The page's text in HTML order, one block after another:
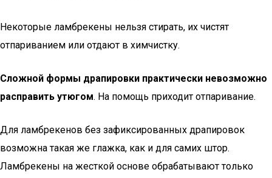
Некоторые ламбрекены нельзя стирать, их чистят
отпариванием или отдают в химчистку.
Сложной формы драпировки практически невозможно
расправить утюгом. На помощь приходит отпаривание.
Для ламбрекенов без зафиксированных драпировок
возможна такая же глажка, как и для самих штор.
Ламбрекены на жесткой основе обрабатывают только